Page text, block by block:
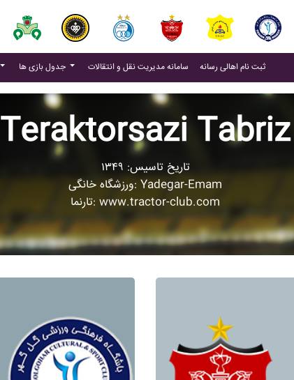
جدول بازی ها سامانه مدیریت نقل و انتقالات (current)
ثبت نام اهالی رسانه(current)
Teraktorsazi Tabriz
تاریخ تاسیس: ۱۳۴۹
ورزشگاه خانگی: Yadegar-Emam
تارنما: www.tractor-club.com